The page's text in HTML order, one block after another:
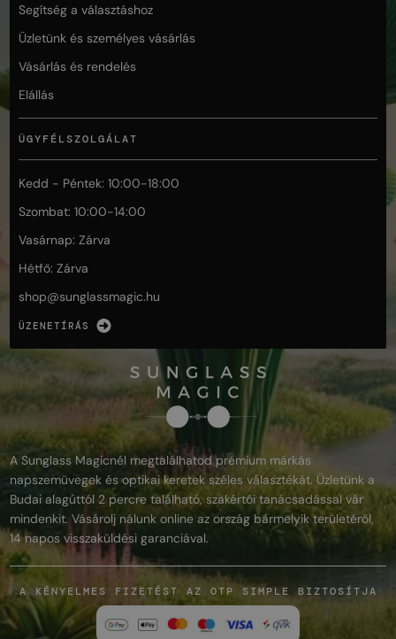
Segítség a választáshoz
Üzletünk és személyes vásárlás
Vásárlás és rendelés
Elállás
ÜGYFÉLSZOLGÁLAT
Kedd - Péntek: 10:00-18:00
Szombat: 10:00-14:00
Vasárnap: Zárva
Hétfő: Zárva
shop@sunglassmagic.hu
ÜZENETÍRÁS
A Sunglass Magicnél megtalálhatod prémium márkás
napszemüvegek és optikai keretek széles választékát. Üzletünk a
Budai alagúttól 2 percre található, szakértői tanácsadással vár
mindenkit. Vásárolj nálunk online az ország bármelyik területéről,
14 napos visszaküldési garanciával.
A KÉNYELMES FIZETÉST AZ OTP SIMPLE BIZTOSÍTJA